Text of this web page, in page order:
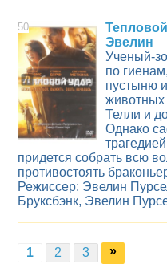
50
Эвелин
Ученый-
по
пустыню
животных
Телли и
Однако
придется собрать всю
противостоять
Режиссер: Эвелин
Бруксбэнк, Эвелин
1 2 3 »